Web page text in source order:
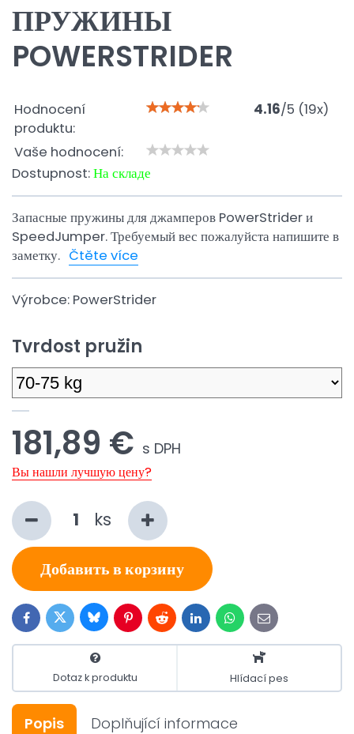
ПРУЖИНЫ
POWERSTRIDER
Hodnocení
produktu:
4.16/5 (19x)
Vaše hodnocení:
Dostupnost:На складе
Запасные пружины для джамперов PowerStrider и
SpeedJumper. Требуемый вес пожалуйста напишите в
заметку. Čtěte více
Výrobce: PowerStrider
Tvrdost pružin
181,89 € s DPH
Вы нашли лучшую цену?
ks
Добавить в корзину
FacebookTwitterBlueskyPinterestRedditLinkedInWhatsApp
E-
mail
Dotaz k produktu Hlídací pes
Popis
Doplňující informace